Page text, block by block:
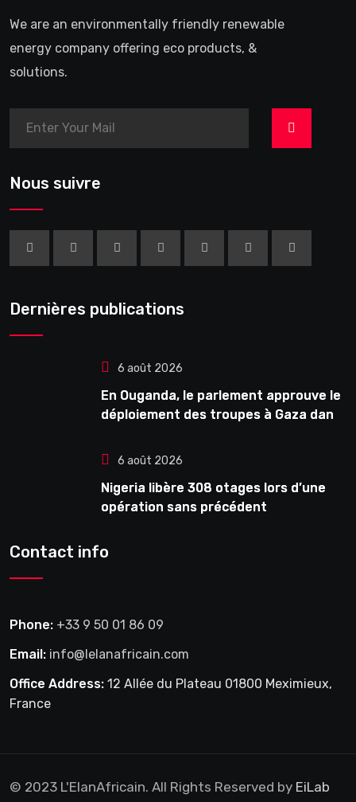
We are an environmentally friendly renewable
energy company offering eco products, &
solutions.
>
Nous suivre
Dernières publications
6 août 2026
En Ouganda, le parlement approuve le
déploiement des troupes à Gaza dans
6 août 2026
Nigeria libère 308 otages lors d’une
opération sans précédent
Contact info
Phone: +33 9 50 01 86 09
Email: info@lelanafricain.com
Office Address: 12 Allée du Plateau 01800 Meximieux,
France
© 2023 L'ElanAfricain. All Rights Reserved by EiLab